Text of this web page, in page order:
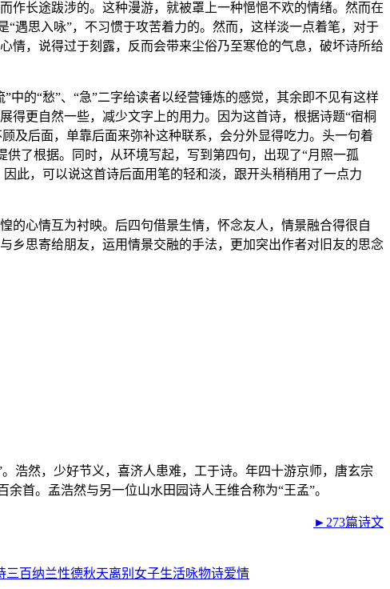
作长途跋涉的。这种漫游，就被罩上一种悒悒不欢的情绪。然而在
遇思入咏”，不习惯于攻苦着力的。然而，这样淡一点着笔，对于
情，说得过于刻露，反而会带来尘俗乃至寒伧的气息，破坏诗所给
的“愁”、“急”二字给读者以经营锤炼的感觉，其余即不见有这样
更自然一些，减少文字上的用力。因为这首诗，根据诗题“宿桐
及后面，单靠后面来弥补这种联系，会分外显得吃力。头一句着
了根据。同时，从环境写起，写到第四句，出现了“月照一孤
此，可以说这首诗后面用笔的轻和淡，跟开头稍稍用了一点力
的心情互为衬映。后四句借景生情，怀念友人，情景融合得很自
乡思寄给朋友，运用情景交融的手法，更加突出作者对旧友的思念
浩然，少好节义，喜济人患难，工于诗。年四十游京师，唐玄宗
首。孟浩然与另一位山水田园诗人王维合称为“王孟”。
►273篇诗文
三百纳兰性德秋天离别 女子生活咏物诗爱情